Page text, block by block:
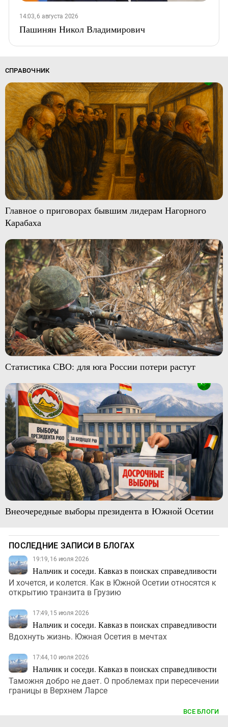
14:03, 6 августа 2026
Пашинян Никол Владимирович
СПРАВОЧНИК
Главное о приговорах бывшим лидерам Нагорного
Карабаха
Статистика СВО: для юга России потери растут
Внеочередные выборы президента в Южной Осетии
ПОСЛЕДНИЕ ЗАПИСИ В БЛОГАХ
19:19, 16 июля 2026
Нальчик и соседи. Кавказ в поисках справедливости
И хочется, и колется. Как в Южной Осетии относятся к
открытию транзита в Грузию
17:49, 15 июля 2026
Нальчик и соседи. Кавказ в поисках справедливости
Вдохнуть жизнь. Южная Осетия в мечтах
17:44, 10 июля 2026
Нальчик и соседи. Кавказ в поисках справедливости
Таможня добро не дает. О проблемах при пересечении
границы в Верхнем Ларсе
ВСЕ БЛОГИ